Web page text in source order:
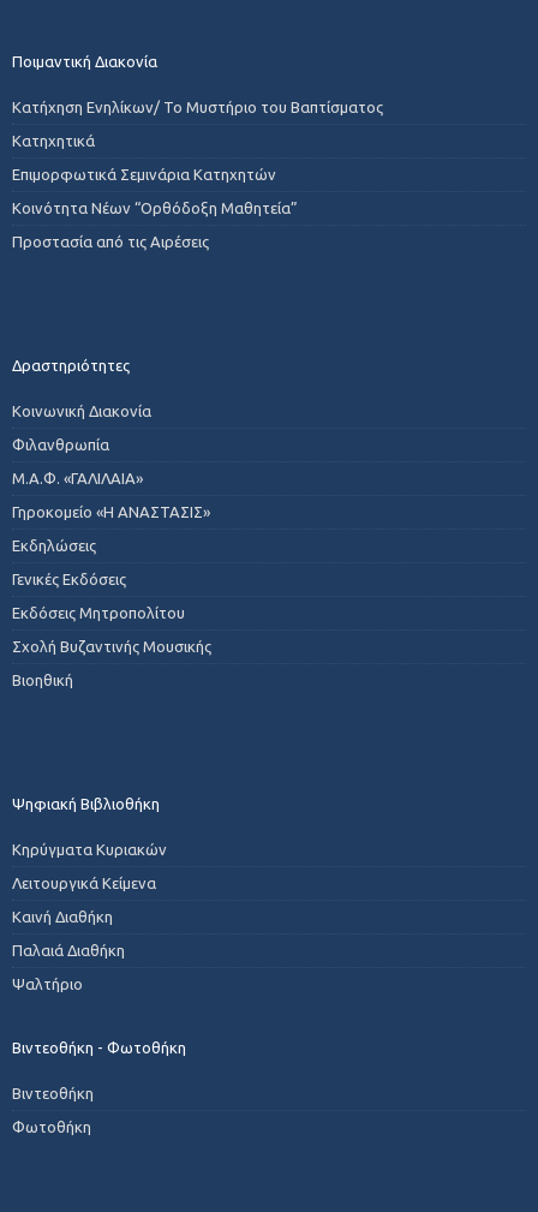
Ποιμαντική Διακονία
Κατήχηση Ενηλίκων/ Το Μυστήριο του Βαπτίσματος
Κατηχητικά
Επιμορφωτικά Σεμινάρια Κατηχητών
Κοινότητα Νέων “Ορθόδοξη Μαθητεία”
Προστασία από τις Αιρέσεις
Δραστηριότητες
Κοινωνική Διακονία
Φιλανθρωπία
Μ.Α.Φ. «ΓΑΛΙΛΑΙΑ»
Γηροκομείο «Η ΑΝΑΣΤΑΣΙΣ»
Εκδηλώσεις
Γενικές Εκδόσεις
Εκδόσεις Μητροπολίτου
Σχολή Βυζαντινής Μουσικής
Βιοηθική
Ψηφιακή Βιβλιοθήκη
Κηρύγματα Κυριακών
Λειτουργικά Κείμενα
Καινή Διαθήκη
Παλαιά Διαθήκη
Ψαλτήριο
Βιντεοθήκη - Φωτοθήκη
Βιντεοθήκη
Φωτοθήκη